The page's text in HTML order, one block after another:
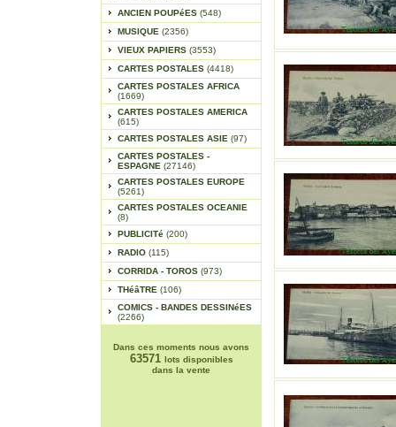
ANCIEN POUPéES (548)
MUSIQUE (2356)
VIEUX PAPIERS (3553)
CARTES POSTALES (4418)
CARTES POSTALES AFRICA
(1669)
CARTES POSTALES AMERICA
(615)
CARTES POSTALES ASIE (97)
CARTES POSTALES -
ESPAGNE (27146)
CARTES POSTALES EUROPE
(5261)
CARTES POSTALES OCEANIE
(8)
PUBLICITé (200)
RADIO (115)
CORRIDA - TOROS (973)
THéâTRE (106)
COMICS - BANDES DESSINéES
(2266)
Dans ces moments nous avons
63571 lots disponibles
dans la vente